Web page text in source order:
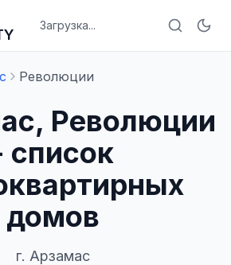
Загрузка...
Революции
Революции
список
домов
г. Арзамас